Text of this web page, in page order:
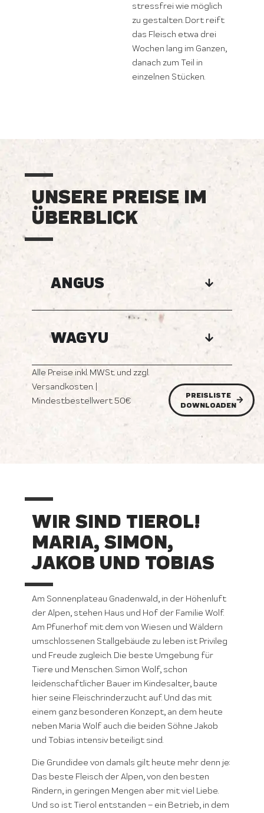
stressfrei wie möglich
zu gestalten. Dort reift
das Fleisch etwa drei
Wochen lang im Ganzen,
danach zum Teil in
einzelnen Stücken.
UNSERE PREISE IM
ÜBERBLICK
ANGUS
WAGYU
Alle Preise inkl. MWSt. und zzgl.
Versandkosten. |
Mindestbestellwert 50€
PREISLISTE
DOWNLOADEN
WIR SIND TIEROL!
MARIA, SIMON,
JAKOB UND TOBIAS
Am Sonnenplateau Gnadenwald, in der Höhenluft
der Alpen, stehen Haus und Hof der Familie Wolf.
Am Pfunerhof mit dem von Wiesen und Wäldern
umschlossenen Stallgebäude zu leben ist Privileg
und Freude zugleich. Die beste Umgebung für
Tiere und Menschen. Simon Wolf, schon
leidenschaftlicher Bauer im Kindesalter, baute
hier seine Fleischrinderzucht auf. Und das mit
einem ganz besonderen Konzept, an dem heute
neben Maria Wolf auch die beiden Söhne Jakob
und Tobias intensiv beteiligt sind.
Die Grundidee von damals gilt heute mehr denn je:
Das beste Fleisch der Alpen, von den besten
Rindern, in geringen Mengen aber mit viel Liebe.
Und so ist Tierol entstanden – ein Betrieb, in dem